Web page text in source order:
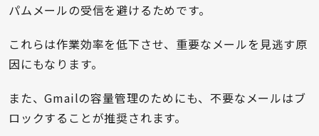
パムメールの受信を避けるためです。
これらは作業効率を低下させ、重要なメールを見逃す原
因にもなります。
また、Gmailの容量管理のためにも、不要なメールはブ
ロックすることが推奨されます。